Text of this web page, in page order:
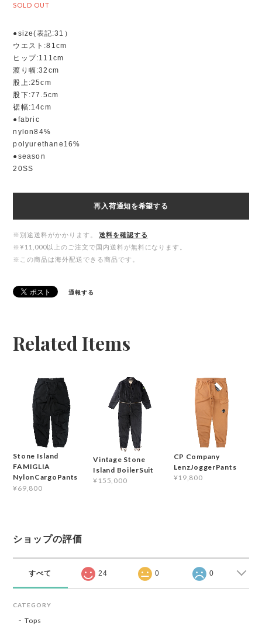
SOLD OUT
●size(表記:31）
ウエスト:81cm
ヒップ:111cm
渡り幅:32cm
股上:25cm
股下:77.5cm
裾幅:14cm
●fabric
nylon84%
polyurethane16%
●season
20SS
再入荷通知を希望する
※別途送料がかかります。
送料を確認する
※¥11,000以上のご注文で国内送料が無料になります。
※この商品は海外配送できる商品です。
通報する
Related Items
Stone Island
FAMIGLIA
NylonCargoPants
¥69,800
Vintage Stone
Island BoilerSuit
¥155,000
CP Company
LenzJoggerPants
¥19,800
ショップの評価
すべて 24 0 0
CATEGORY
Tops